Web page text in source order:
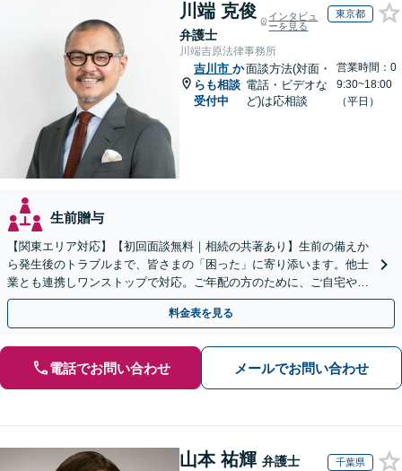
川端 克俊
弁護士
インタビュ
ーを見る
東京都
川端吉原法律事務所
吉川市 か
らも相談
受付中
面談方法(対面・
電話・ビデオな
ど)は応相談
営業時間：0
9:30~18:00
（平日）
生前贈与
【関東エリア対応】【初回面談無料｜相続の共著あり】生前の備えか
ら発生後のトラブルまで、皆さまの「困った」に寄り添います。他士
業とも連携しワンストップで対応。ご年配の方のために、ご自宅やご
近所への出張相談も実施【秘密厳守｜休日・夜間相談可】
料金表を見る
電話でお問い合わせ メールでお問い合わせ
山本 祐輝 弁護士 千葉県